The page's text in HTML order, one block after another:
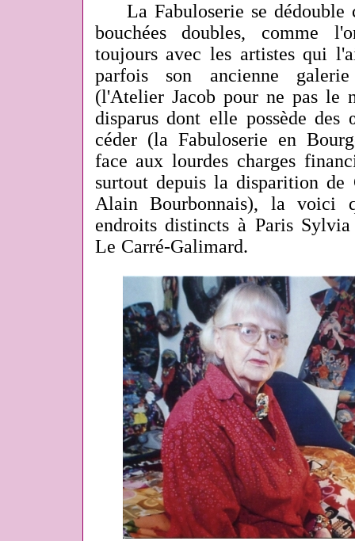
La Fabuloserie se
bouchées doubles, comme
toujours avec les artistes qui
parfois son ancienne
(l'Atelier Jacob pour ne pas le
disparus dont elle possède
céder (la Fabuloserie en
face aux lourdes charges
surtout depuis la disparition de
Alain Bourbonnais), la voici
endroits distincts à Paris
Le Carré-Galimard.